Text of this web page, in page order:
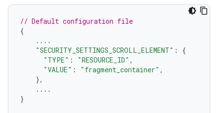
// Default configuration file
{
....
"SECURITY_SETTINGS_SCROLL_ELEMENT" :
{
"TYPE" : "RESOURCE_ID" ,
"VALUE" : "fragment_container" ,
},
....
}